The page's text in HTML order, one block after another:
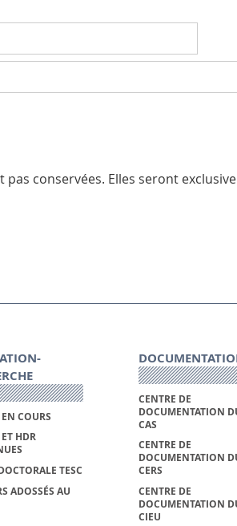
pas conservées. Elles seront
COURS
HDR
TESC
ADOSSÉS AU
CENTRE DE
DOCUMENTATION
CAS
CENTRE DE
DOCUMENTATION
CERS
CENTRE DE
DOCUMENTATION
CIEU